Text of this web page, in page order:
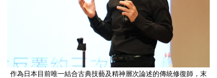
作為日本目前唯一結合古典技藝及精神層次論述的傳統修復師，末